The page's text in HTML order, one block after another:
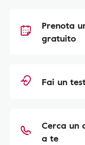
Prenota
gratuito
Fai un
Cerca un
a te